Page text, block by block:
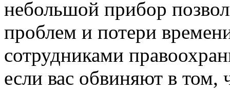
небольшой прибор
проблем и потери
сотрудниками
если вас обвиняют в том,